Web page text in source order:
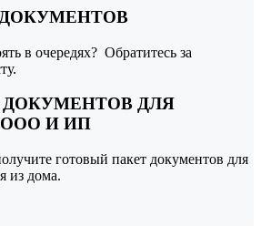
в очередях? Обратитесь за
ДЛЯ
И ИП
готовый пакет документов для
из дома.